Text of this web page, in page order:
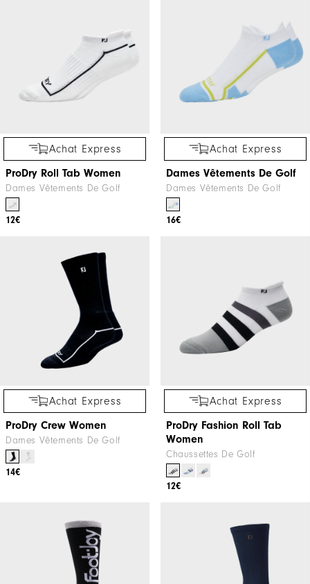
Achat Express
ProDry Roll Tab Women
Dames Vêtements De Golf
12€
Achat Express
Dames Vêtements De Golf
Dames Vêtements De Golf
16€
Achat Express
ProDry Crew Women
Dames Vêtements De Golf
14€
Achat Express
ProDry Fashion Roll Tab
Women
Chaussettes De Golf
12€